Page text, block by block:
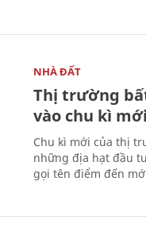
NHÀ ĐẤT
Thị trường
vào chu kì mới
Chu kì mới của thị
những địa hạt đầu
gọi tên điểm đến